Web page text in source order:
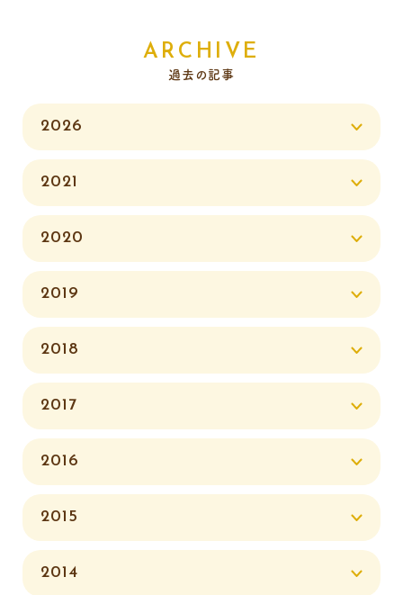
ARCHIVE
過去の記事
2026
2021
2020
2019
2018
2017
2016
2015
2014